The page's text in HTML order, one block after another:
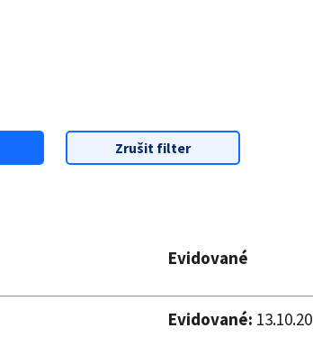
Zrušit filter
Evidované
Evidované: